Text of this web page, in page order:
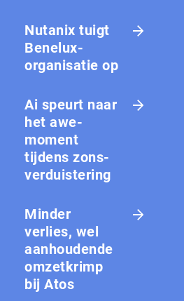
Nutanix tuigt
Benelux-
organisatie op
Ai speurt naar
het awe-
moment
tijdens zons­
ver­duis­te­ring
Minder
verlies, wel
aanhoudende
omzetkrimp
bij Atos